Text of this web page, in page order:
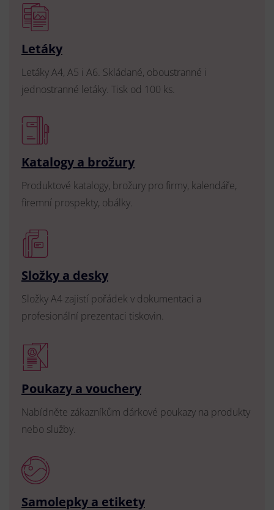
Letáky
Letáky A4, A5 i A6. Skládané, oboustranné i
jednostranné letáky. Tisk od 100 ks.
Katalogy a brožury
Produktové katalogy, brožury pro firmy, kalendáře,
firemní prospekty, obálky.
Složky a desky
Složky A4 zajistí pořádek v dokumentaci a
profesionální prezentaci tiskovin.
Poukazy a vouchery
Nabídněte zákazníkům dárkové poukazy na produkty
nebo služby.
Samolepky a etikety